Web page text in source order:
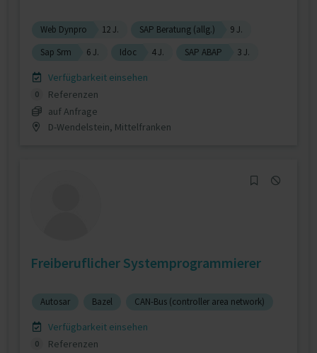
Web Dynpro 12 J. SAP Beratung (allg.)
9 J.
Sap Srm
6 J. Idoc 4 J. SAP ABAP 3 J.
Verfügbarkeit einsehen
0
Referenzen
auf Anfrage
D-Wendelstein, Mittelfranken
Freiberuflicher Systemprogrammierer
Autosar Bazel CAN-Bus (controller area network)
Verfügbarkeit einsehen
0
Referenzen